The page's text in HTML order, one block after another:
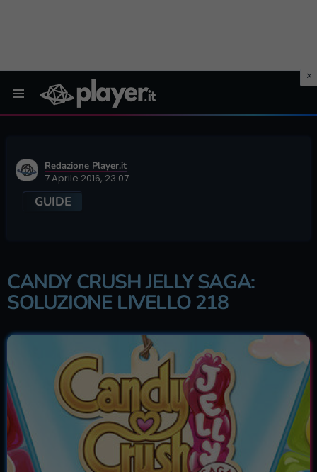
Redazione Player.it
7 Aprile 2016, 23:07
GUIDE
CANDY CRUSH JELLY SAGA:
SOLUZIONE LIVELLO 218